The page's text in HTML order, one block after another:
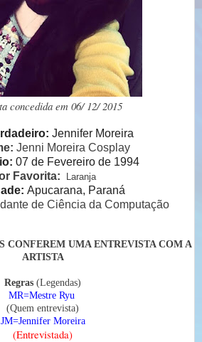
concedida em 06/ 12/ 2015
Jennifer Moreira
Jenni Moreira Cosplay
07 de Fevereiro de 1994
Favorita: Laranja
Apucarana, Paraná
de Ciência da Computação
CONFEREM UMA ENTREVISTA COM A
ARTISTA
Regras (Legendas)
MR=Mestre Ryu
(Quem entrevista)
JM=Jennifer Moreira
(Entrevistada)